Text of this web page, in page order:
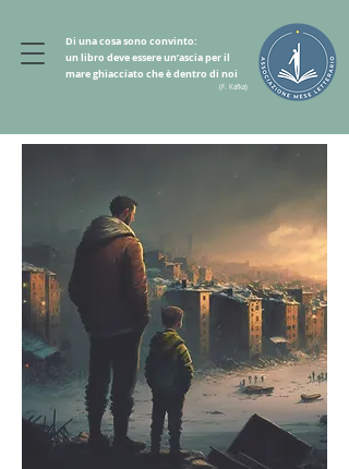
Di una cosa sono convinto:
un libro deve essere un’ascia per il
mare ghiacciato che è dentro di noi
(F. Kafka)